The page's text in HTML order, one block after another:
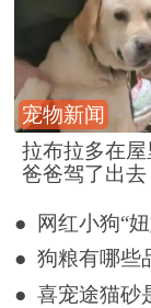
宠物新闻
拉布拉多在
爸爸驾了出去
● 狗粮有哪些
● 喜宠途猫砂